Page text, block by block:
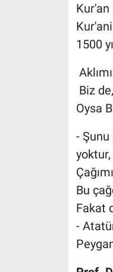
Kur'an
1500
Biz
Oysa
-
Bu
Fakat
-